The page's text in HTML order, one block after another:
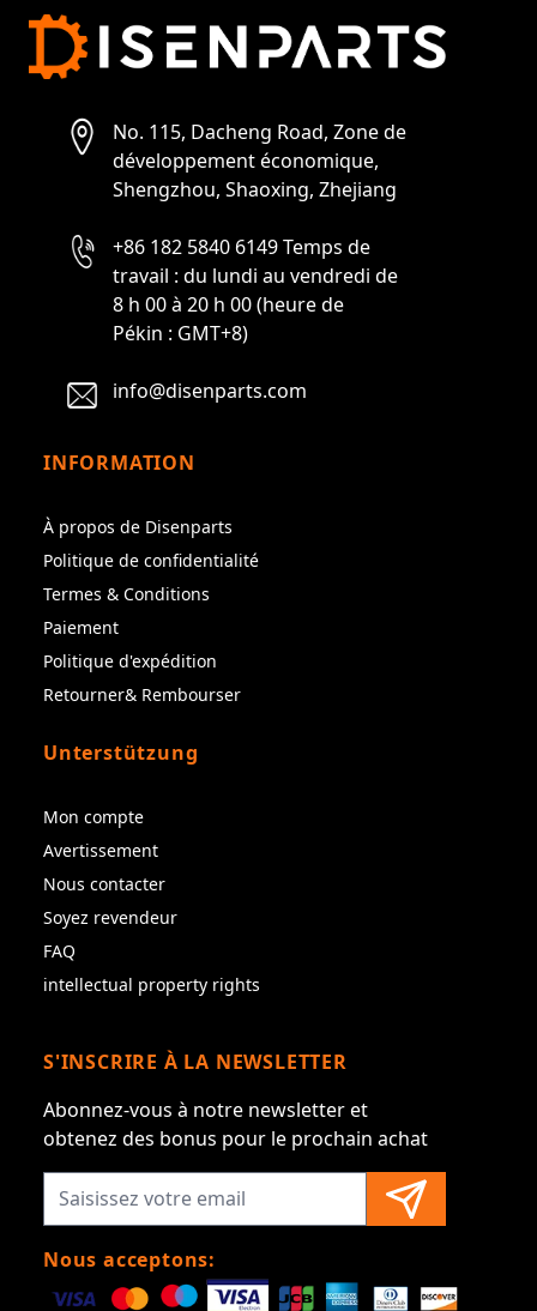
No. 115, Dacheng Road, Zone de
développement économique,
Shengzhou, Shaoxing, Zhejiang
+86 182 5840 6149 Temps de
travail : du lundi au vendredi de
8 h 00 à 20 h 00 (heure de
Pékin : GMT+8)
info@disenparts.com
INFORMATION
À propos de Disenparts
Politique de confidentialité
Termes & Conditions
Paiement
Politique d'expédition
Retourner& Rembourser
Unterstützung
Mon compte
Avertissement
Nous contacter
Soyez revendeur
FAQ
intellectual property rights
S'INSCRIRE À LA NEWSLETTER
Abonnez-vous à notre newsletter et
obtenez des bonus pour le prochain achat
Nous acceptons: